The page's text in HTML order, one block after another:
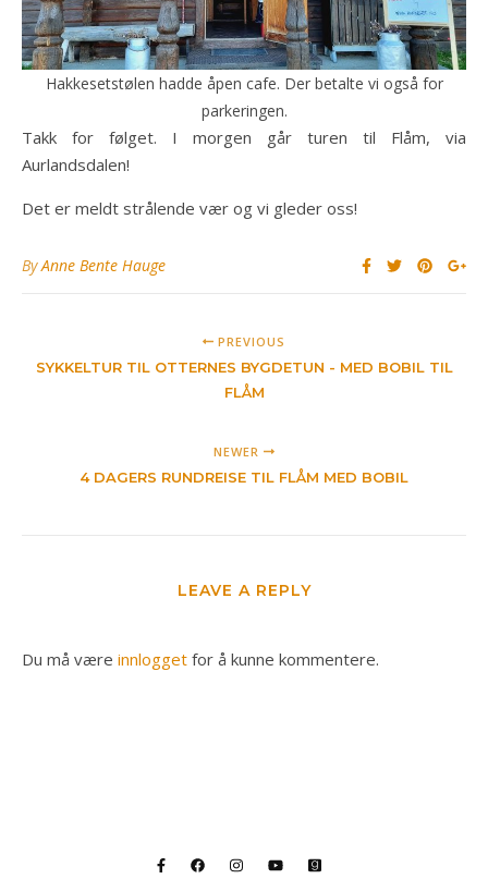
Hakkesetstølen hadde åpen cafe. Der betalte vi også for
parkeringen.
Takk for følget. I morgen går turen til Flåm, via
Aurlandsdalen!
Det er meldt strålende vær og vi gleder oss!
ByAnne Bente Hauge
PREVIOUS
SYKKELTUR TIL OTTERNES BYGDETUN - MED BOBIL TIL
FLÅM
NEWER
4 DAGERS RUNDREISE TIL FLÅM MED BOBIL
LEAVE A REPLY
Du må være innlogget for å kunne kommentere.